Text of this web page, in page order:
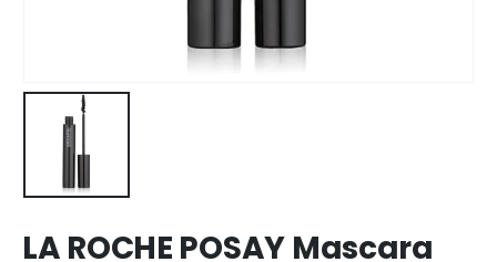
LA ROCHE POSAY Mascara